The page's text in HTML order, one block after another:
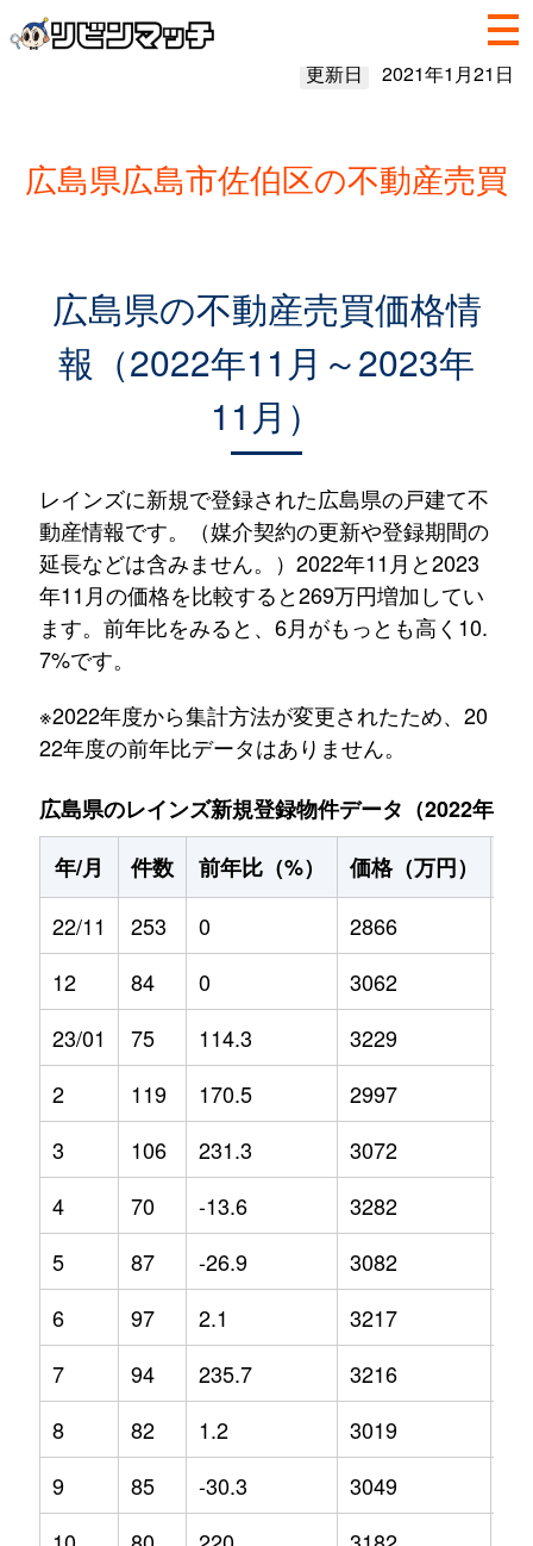
更新日 2021年1月21日
広島県広島市佐伯区の不動産売買
広島県の不動産売買価格情
報（2022年11月～2023年
11月）
レインズに新規で登録された広島県の戸建て不
動産情報です。（媒介契約の更新や登録期間の
延長などは含みません。）2022年11月と2023
年11月の価格を比較すると269万円増加してい
ます。前年比をみると、6月がもっとも高く10.
7%です。
※2022年度から集計方法が変更されたため、20
22年度の前年比データはありません。
広島県のレインズ新規登録物件データ（2022年11
年/月
件数 前年比（%） 価格（万円）
22/11
253 0 2866
12
84 0 3062
23/01
75 114.3 3229
2
119 170.5 2997
3
106 231.3 3072
4
70 -13.6 3282
5
87 -26.9 3082
6
97 2.1 3217
7
94 235.7 3216
8
82 1.2 3019
9
85 -30.3 3049